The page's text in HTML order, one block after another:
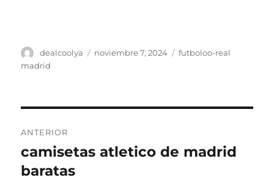
Autor
dealcoolya
Publicado
noviembre 7, 2024 Categorías
futboloo-real
madrid
de
entradas
ANTERIOR
Entrada
anterior:
camisetas atletico de madrid
baratas